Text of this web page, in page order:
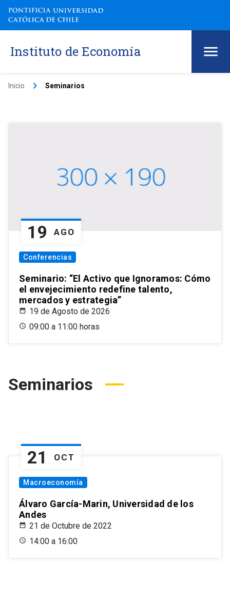
Instituto de Economía
Inicio keyboard_arrow_right Seminarios
19 AGO
Conferencias
Seminario: “El Activo que Ignoramos: Cómo
el envejecimiento redefine talento,
mercados y estrategia”
19 de Agosto de 2026
09:00 a 11:00 horas
Seminarios
21 OCT
Macroeconomía
Álvaro García-Marin, Universidad de los
Andes
21 de Octubre de 2022
14:00 a 16:00